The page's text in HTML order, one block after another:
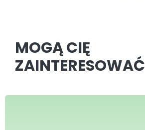
MOGĄ CIĘ
ZAINTERESOWAĆ